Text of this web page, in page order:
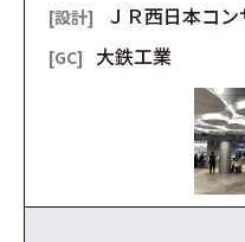
ＪＲ西日本コ
大鉄工業